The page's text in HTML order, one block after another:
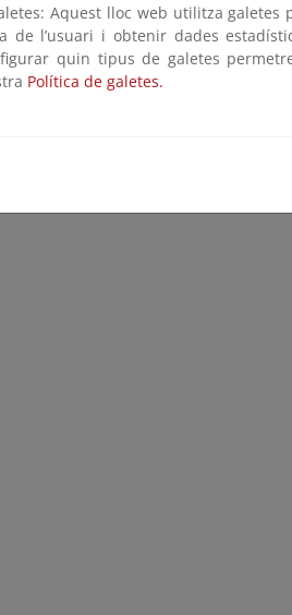
Aquest lloc web utilitza
de l’usuari i obtenir dades
quin tipus de galetes
Política de galetes.